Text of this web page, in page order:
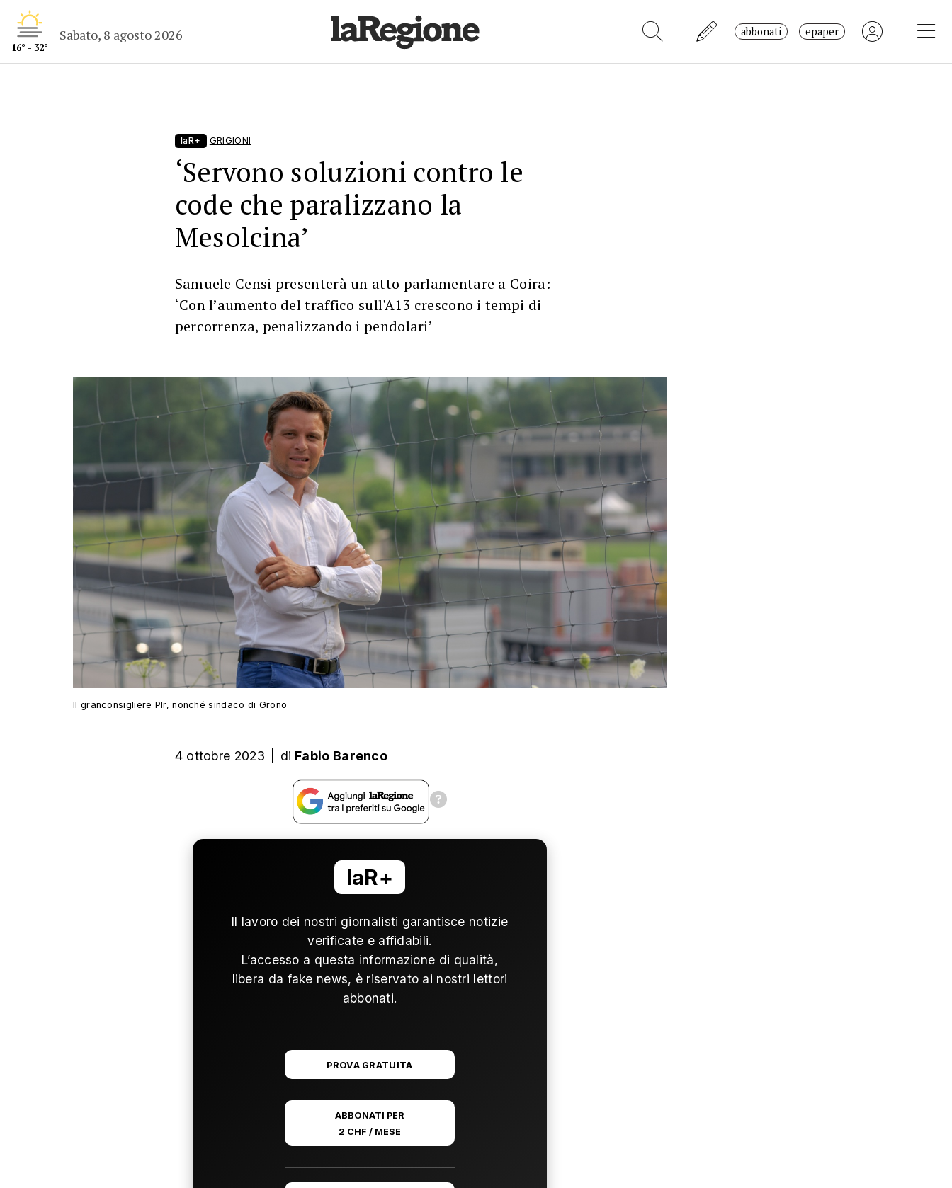
16° - 32°
Sabato, 8 agosto 2026 abbonati epaper
laR+ GRIGIONI
‘Servono soluzioni contro le
code che paralizzano la
Mesolcina’
Samuele Censi presenterà un atto parlamentare a Coira:
‘Con l’aumento del traffico sull'A13 crescono i tempi di
percorrenza, penalizzando i pendolari’
Il granconsigliere Plr, nonché sindaco di Grono
4 ottobre 2023 di Fabio Barenco
laR+
Il lavoro dei nostri giornalisti garantisce notizie
verificate e affidabili.
L’accesso a questa informazione di qualità,
libera da fake news, è riservato ai nostri lettori
abbonati.
PROVA GRATUITA
ABBONATI PER
2 CHF / MESE